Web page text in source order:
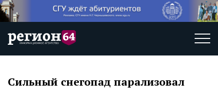
Сильный снегопад парализовал